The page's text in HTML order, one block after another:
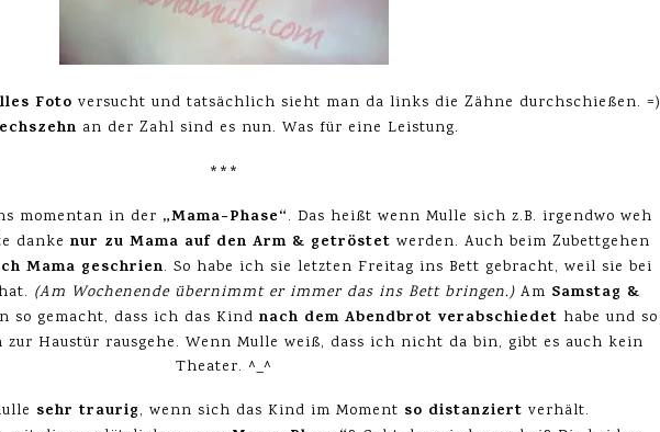
Foto versucht und tatsächlich sieht man da links die Zähne durchschießen. =)
an der Zahl sind es nun. Was für eine Leistung.
***
momentan in der „Mama-Phase“. Das heißt wenn Mulle sich z.B. irgendwo weh
danke nur zu Mama auf den Arm & getröstet werden. Auch beim Zubettgehen
Mama geschrien. So habe ich sie letzten Freitag ins Bett gebracht, weil sie bei
hat. (Am Wochenende übernimmt er immer das ins Bett bringen.)Am Samstag &
so gemacht, dass ich das Kind nach dem Abendbrot verabschiedet habe und so
zur Haustür rausgehe. Wenn Mulle weiß, dass ich nicht da bin, gibt es auch kein
Theater. ^_^
sehr traurig, wenn sich das Kind im Moment so distanziert verhält.